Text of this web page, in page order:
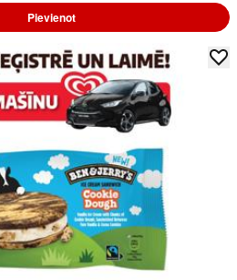
Pievienot